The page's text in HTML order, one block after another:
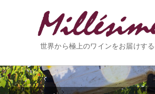
世界から極上のワインをお届けす